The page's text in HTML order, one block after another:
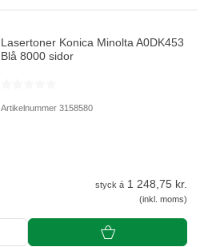
Lasertoner Konica Minolta A0DK453
Blå 8000 sidor
Artikelnummer 3158580
styck á 1 248,75 kr.
(inkl. moms)